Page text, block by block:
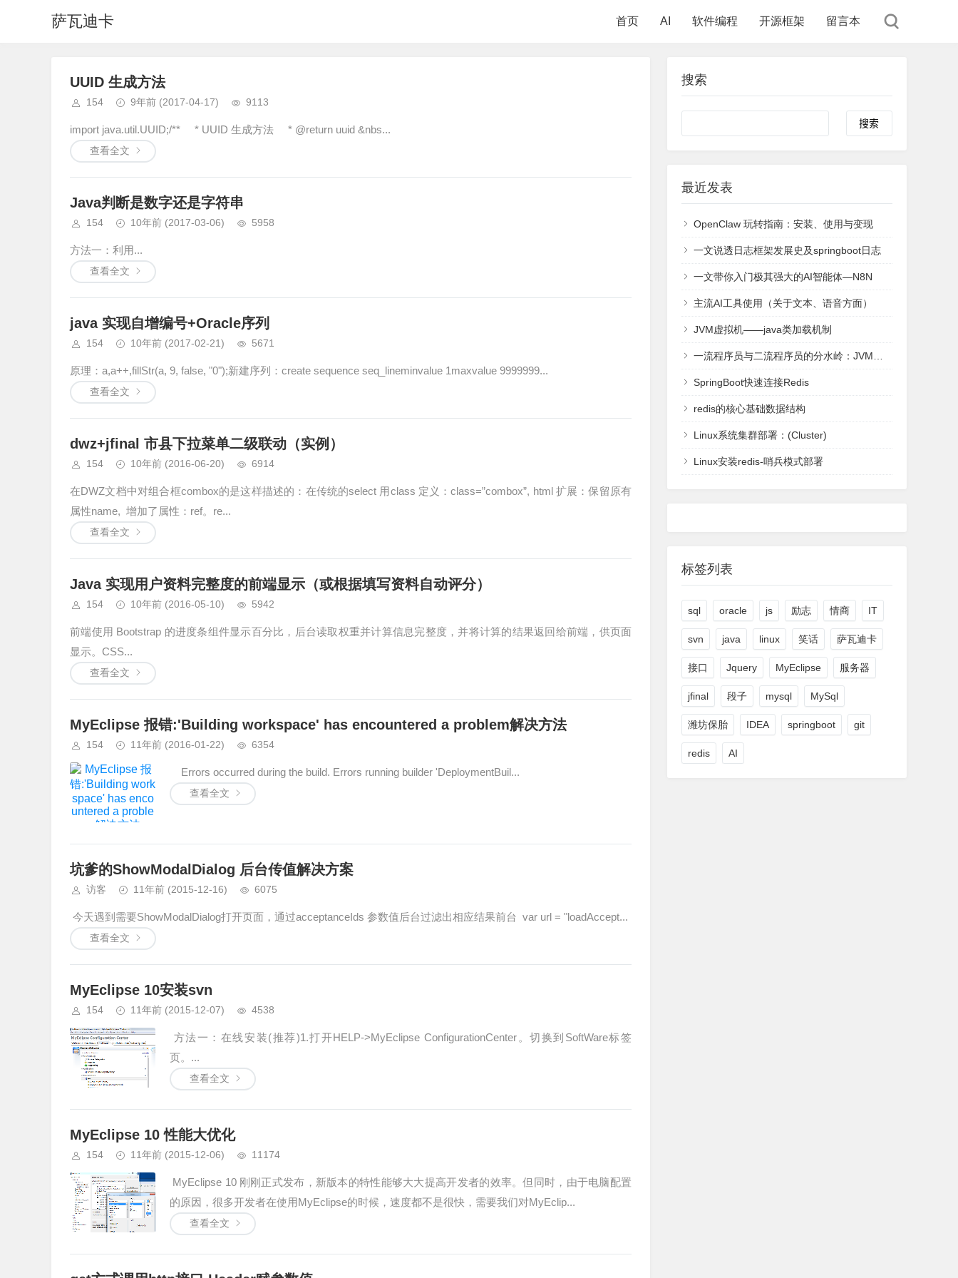
萨瓦迪卡 首页 AI 软件编程 开源框架 留言本
UUID 生成方法
154 9年前 (2017-04-17) 9113
import java.util.UUID;/** * UUID 生成方法 * @return uuid &nbs...
查看全文
Java判断是数字还是字符串
154 10年前 (2017-03-06) 5958
方法一：利用...
查看全文
java 实现自增编号+Oracle序列
154 10年前 (2017-02-21) 5671
原理：a,a++,fillStr(a, 9, false, "0");新建序列：create sequence seq_lineminvalue 1maxvalue 9999999...
查看全文
dwz+jfinal 市县下拉菜单二级联动（实例）
154 10年前 (2016-06-20) 6914
在DWZ文档中对组合框combox的是这样描述的：在传统的select 用class 定义：class=”combox”, html 扩展：保留原有
属性name, 增加了属性：ref。re...
查看全文
Java 实现用户资料完整度的前端显示（或根据填写资料自动评分）
154 10年前 (2016-05-10) 5942
前端使用 Bootstrap 的进度条组件显示百分比，后台读取权重并计算信息完整度，并将计算的结果返回给前端，供页面
显示。CSS...
查看全文
MyEclipse 报错:'Building workspace' has encountered a problem解决方法
154 11年前 (2016-01-22) 6354
Errors occurred during the build. Errors running builder 'DeploymentBuil...
查看全文
坑爹的ShowModalDialog 后台传值解决方案
访客 11年前 (2015-12-16) 6075
今天遇到需要ShowModalDialog打开页面，通过acceptanceIds 参数值后台过滤出相应结果前台 var url = "loadAccept...
查看全文
MyEclipse 10安装svn
154 11年前 (2015-12-07) 4538
方法一：在线安装(推荐)1.打开HELP->MyEclipse ConfigurationCenter。切换到SoftWare标签
页。...
查看全文
MyEclipse 10 性能大优化
154 11年前 (2015-12-06) 11174
MyEclipse 10 刚刚正式发布，新版本的特性能够大大提高开发者的效率。但同时，由于电脑配置
的原因，很多开发者在使用MyEclipse的时候，速度都不是很快，需要我们对MyEclip...
查看全文
搜索
Search
最近发表
OpenClaw 玩转指南：安装、使用与变现
一文说透日志框架发展史及springboot日志
一文带你入门极其强大的AI智能体—N8N
主流AI工具使用（关于文本、语音方面）
JVM虚拟机——java类加载机制
一流程序员与二流程序员的分水岭：JVM虚拟机-全面理解
SpringBoot快速连接Redis
redis的核心基础数据结构
Linux系统集群部署：(Cluster)
Linux安装redis-哨兵模式部署
标签列表
sql oracle js 励志 情商 IT
svn java linux 笑话 萨瓦迪卡
接口 Jquery MyEclipse 服务器
jfinal 段子 mysql MySql
潍坊保胎 IDEA springboot git
redis AI